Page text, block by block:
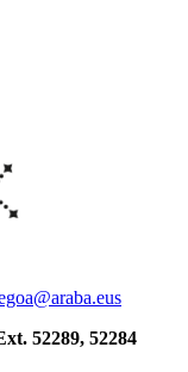
52289, 52284